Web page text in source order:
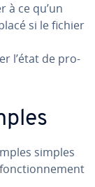
à ce qu’un
si le fichier
l’état de pro­
simples